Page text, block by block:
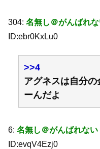
304: 名無し＠がんばれ
ID:ebr0KxLu0
>>4
アグネスは自分
ーんだよ
6: 名無し＠がんばれない
ID:evqV4Ezj0